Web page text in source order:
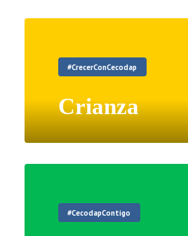
#CrecerConCecodap
Crianza
#CecodapContigo